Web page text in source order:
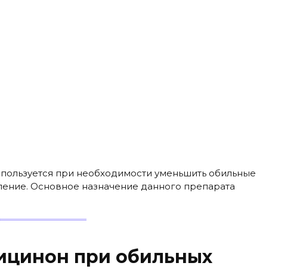
при необходимости уменьшить обильные
Основное назначение данного препарата
при обильных